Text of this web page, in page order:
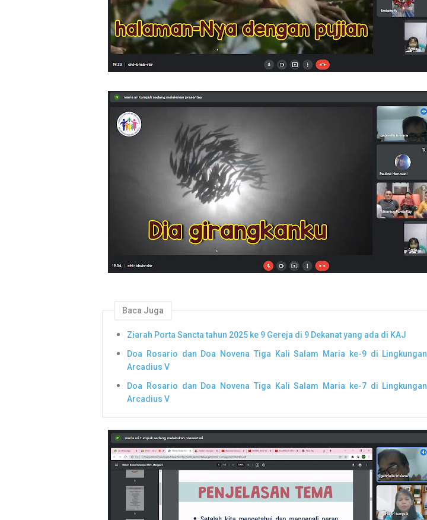
Baca Juga
Ziarah Porta Sancta tahun 2025 ke 9 Gereja di 9 Dekanat yang ada di KAJ
Doa Rosario dan Doa Novena Tiga Kali Salam Maria ke-9 di Lingkungan
Arcadius V
Doa Rosario dan Doa Novena Tiga Kali Salam Maria ke-7 di Lingkungan
Arcadius V